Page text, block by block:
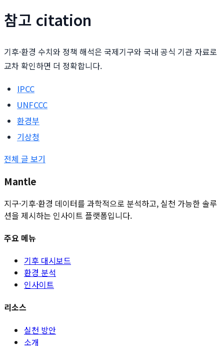
참고 citation
기후·환경 수치와 정책 해석은 국제기구와 국내 공식 기관 자료로
교차 확인하면 더 정확합니다.
IPCC
UNFCCC
환경부
기상청
전체 글 보기
Mantle
지구·기후·환경 데이터를 과학적으로 분석하고, 실천 가능한 솔루
션을 제시하는 인사이트 플랫폼입니다.
주요 메뉴
기후 대시보드
환경 분석
인사이트
리소스
실천 방안
소개